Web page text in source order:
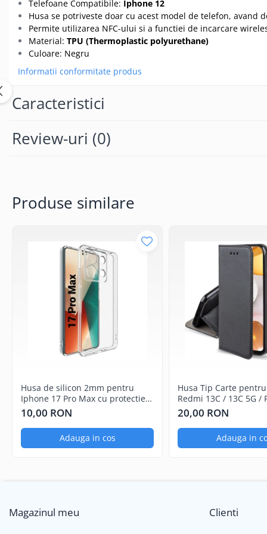
Seria 13
Seria 12
Seria 11
Seria X
Seria 8
Seria 6
Samsung
Xiaomi
Incarcatoare
Cabluri de date / Audio
Componente Gsm
Huawei / Honor
Baterii Externe / Powerbank
Casti / Headset
Componente Reconditionare Ecran
Sticla / Geam
Folii Protectie
Telefoane Compatibile: Iphone 12
Husa se potriveste doar cu acest model de telefon,
Permite utilizarea NFC-ului si a functiei de incarcare
Material: TPU (Thermoplastic polyurethane)
Culoare: Negru
Informatii conformitate produs
Caracteristici
Review-uri (0)
Produse similare
Husa de silicon 2mm pentru
Iphone 17 Pro Max cu protectie
camera transparent
10,00 RON
Adauga in cos
Husa Tip Carte
Redmi 13C / 13C 5G /
Negru
20,00 RON
Adauga in
Magazinul meu Clienti